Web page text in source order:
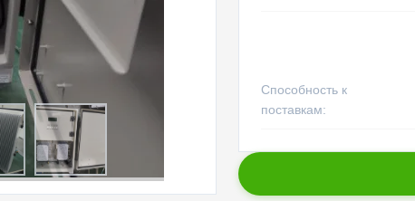
Способность к
поставкам: